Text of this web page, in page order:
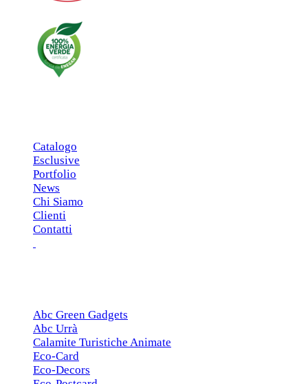
Catalogo
Esclusive
Portfolio
News
Chi Siamo
Clienti
Contatti
Abc Green Gadgets
Abc Urrà
Calamite Turistiche Animate
Eco-Card
Eco-Decors